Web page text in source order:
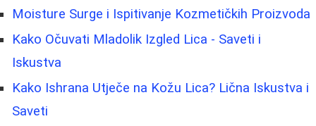
Moisture Surge i Ispitivanje Kozmetičkih Proizvoda
Kako Očuvati Mladolik Izgled Lica - Saveti i
Iskustva
Kako Ishrana Utječe na Kožu Lica? Lična Iskustva i
Saveti